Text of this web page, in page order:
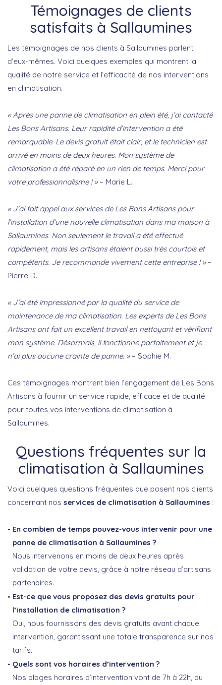
Témoignages de clients
satisfaits à Sallaumines
Les témoignages de nos clients à Sallaumines parlent
d’eux-mêmes. Voici quelques exemples qui montrent la
qualité de notre service et l’efficacité de nos interventions
en climatisation.
« Après une panne de climatisation en plein été, j’ai contacté
Les Bons Artisans. Leur rapidité d’intervention a été
remarquable. Le devis gratuit était clair, et le technicien est
arrivé en moins de deux heures. Mon système de
climatisation a été réparé en un rien de temps. Merci pour
votre professionnalisme ! »– Marie L.
« J’ai fait appel aux services de Les Bons Artisans pour
l’installation d’une nouvelle climatisation dans ma maison à
Sallaumines. Non seulement le travail a été effectué
rapidement, mais les artisans étaient aussi très courtois et
compétents. Je recommande vivement cette entreprise ! »–
Pierre D.
« J’ai été impressionné par la qualité du service de
maintenance de ma climatisation. Les experts de Les Bons
Artisans ont fait un excellent travail en nettoyant et vérifiant
mon système. Désormais, il fonctionne parfaitement et je
n’ai plus aucune crainte de panne. »– Sophie M.
Ces témoignages montrent bien l’engagement de Les Bons
Artisans à fournir un service rapide, efficace et de qualité
pour toutes vos interventions de climatisation à
Sallaumines.
Questions fréquentes sur la
climatisation à Sallaumines
Voici quelques questions fréquentes que posent nos clients
concernant nos services de climatisation à Sallaumines :
En combien de temps pouvez-vous intervenir pour une
panne de climatisation à Sallaumines ?
Nous intervenons en moins de deux heures après
validation de votre devis, grâce à notre réseau d’artisans
partenaires.
Est-ce que vous proposez des devis gratuits pour
l’installation de climatisation ?
Oui, nous fournissons des devis gratuits avant chaque
intervention, garantissant une totale transparence sur nos
tarifs.
Quels sont vos horaires d’intervention ?
Nos plages horaires d’intervention vont de 7h à 22h, du